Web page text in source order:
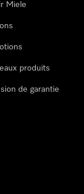
Miele
produits
de garantie